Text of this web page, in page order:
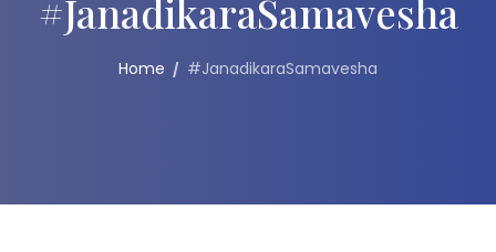
#JanadikaraSamavesha
Home #JanadikaraSamavesha